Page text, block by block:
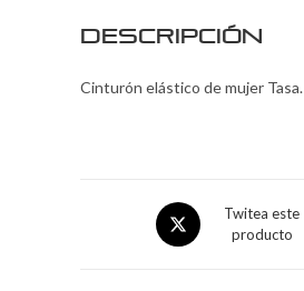
Descripción
Cinturón elástico de mujer Tasa.
Twitea este
producto